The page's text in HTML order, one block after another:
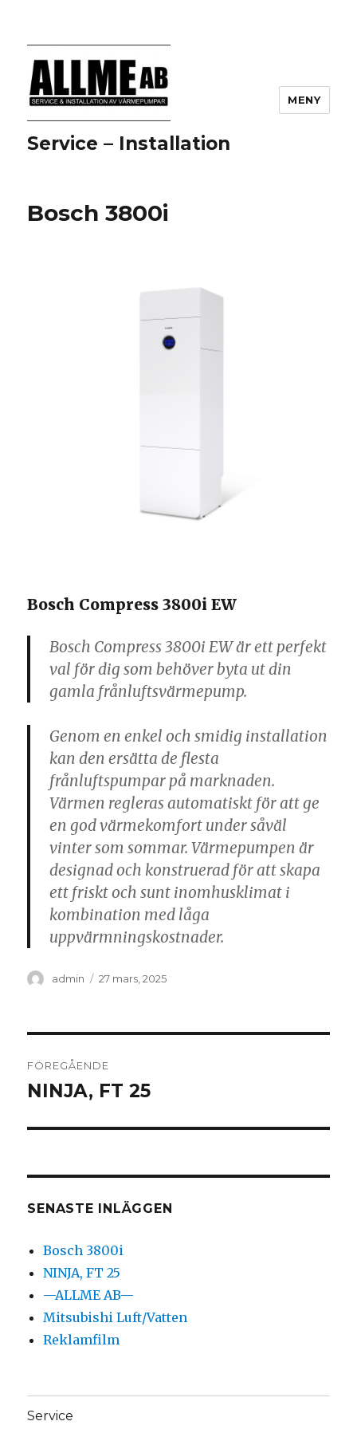
Service – Installation
MENY
Bosch 3800i
Bosch Compress 3800i EW
Bosch Compress 3800i EW är ett perfekt
val för dig som behöver byta ut din
gamla frånluftsvärmepump.
Genom en enkel och smidig installation
kan den ersätta de flesta
frånluftspumpar på marknaden.
Värmen regleras automatiskt för att ge
en god värmekomfort under såväl
vinter som sommar. Värmepumpen är
designad och konstruerad för att skapa
ett friskt och sunt inomhusklimat i
kombination med låga
uppvärmningskostnader.
Författare
admin Postat
27 mars, 2025
FÖREGÅENDE
Föregående
NINJA, FT 25
SENASTE INLÄGGEN
Bosch 3800i
NINJA, FT 25
—ALLME AB—
Mitsubishi Luft/Vatten
Reklamfilm
Service